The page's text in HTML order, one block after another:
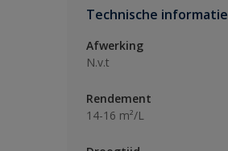
Technische informatie
Afwerking
N.v.t
Rendement
14-16 m²/L